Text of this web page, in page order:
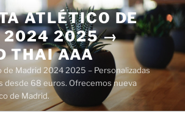
ATLÉTICO DE
2024 2025 →
THAI AAA
de Madrid 2024 2025 – Personalizadas
desde 68 euros. Ofrecemos nueva
de Madrid.